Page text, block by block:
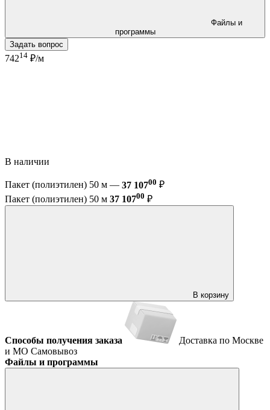
программы
Задать вопрос
74214 ₽/м
В наличии
Пакет (полиэтилен) 50 м — 37 10700 ₽
Пакет (полиэтилен) 50 м 37 10700 ₽
В корзину
Способы получения заказа
Доставка по Москве
и МО Самовывоз
Файлы и программы